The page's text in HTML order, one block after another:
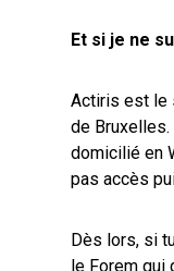
Et si je ne
Actiris est le
de
domicilié en
pas accès
Dès lors, si
le Forem qui